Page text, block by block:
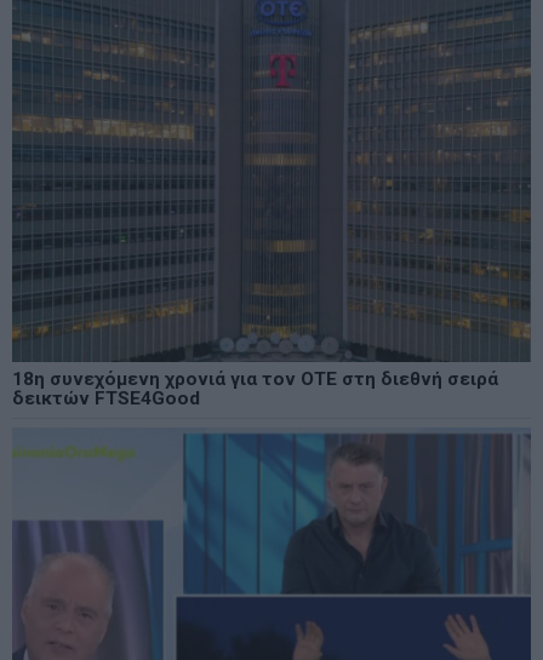
18η συνεχόμενη χρονιά για τον ΟΤΕ στη διεθνή σειρά
δεικτών FTSE4Good